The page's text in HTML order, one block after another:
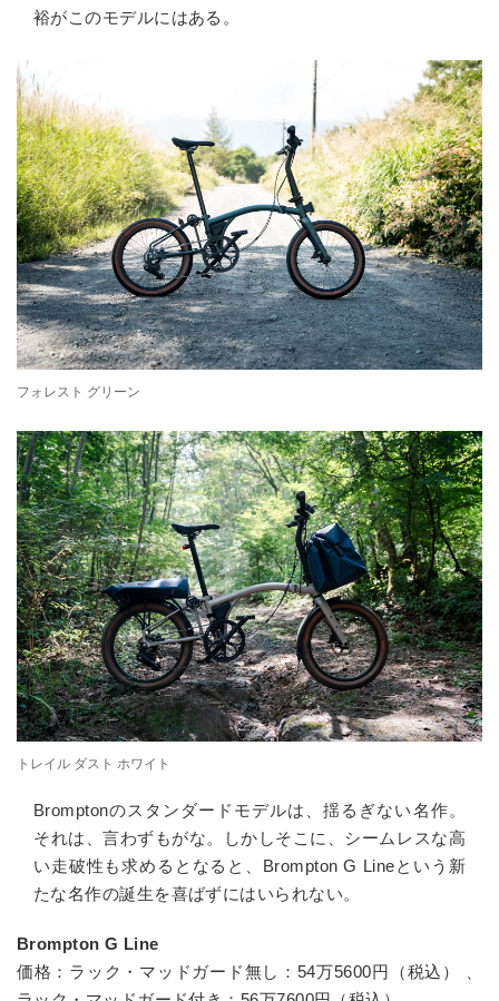
裕がこのモデルにはある。
フォレスト グリーン
トレイル ダスト ホワイト
Bromptonのスタンダードモデルは、揺るぎない名作。
それは、言わずもがな。しかしそこに、シームレスな高
い走破性も求めるとなると、 Brompton G Lineという新
たな名作の誕生を喜ばずにはいられない。
Brompton G Line
価格：ラック・マッドガード無し： 54万5600円（税込） 、